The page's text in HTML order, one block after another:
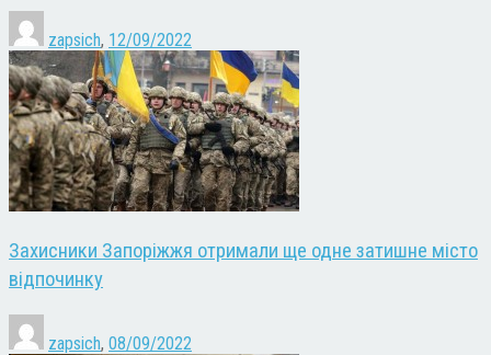
zapsich, 12/09/2022
Захисники Запоріжжя отримали ще одне затишне місто
відпочинку
zapsich, 08/09/2022